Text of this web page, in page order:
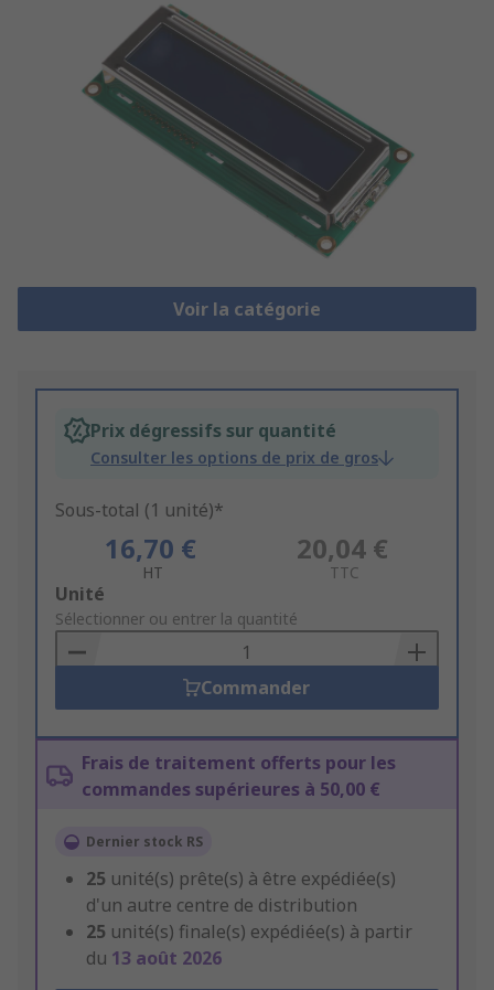
Voir la catégorie
Prix dégressifs sur quantité
Consulter les options de prix de gros
Sous-total (1 unité)*
16,70 €
HT
20,04 €
TTC
Add
to
Basket
Unité
Sélectionner ou entrer la quantité
Commander
Frais de traitement offerts pour les
commandes supérieures à 50,00 €
Dernier stock RS
25 unité(s) prête(s) à être expédiée(s)
d'un autre centre de distribution
25 unité(s) finale(s) expédiée(s) à partir
du 13 août 2026